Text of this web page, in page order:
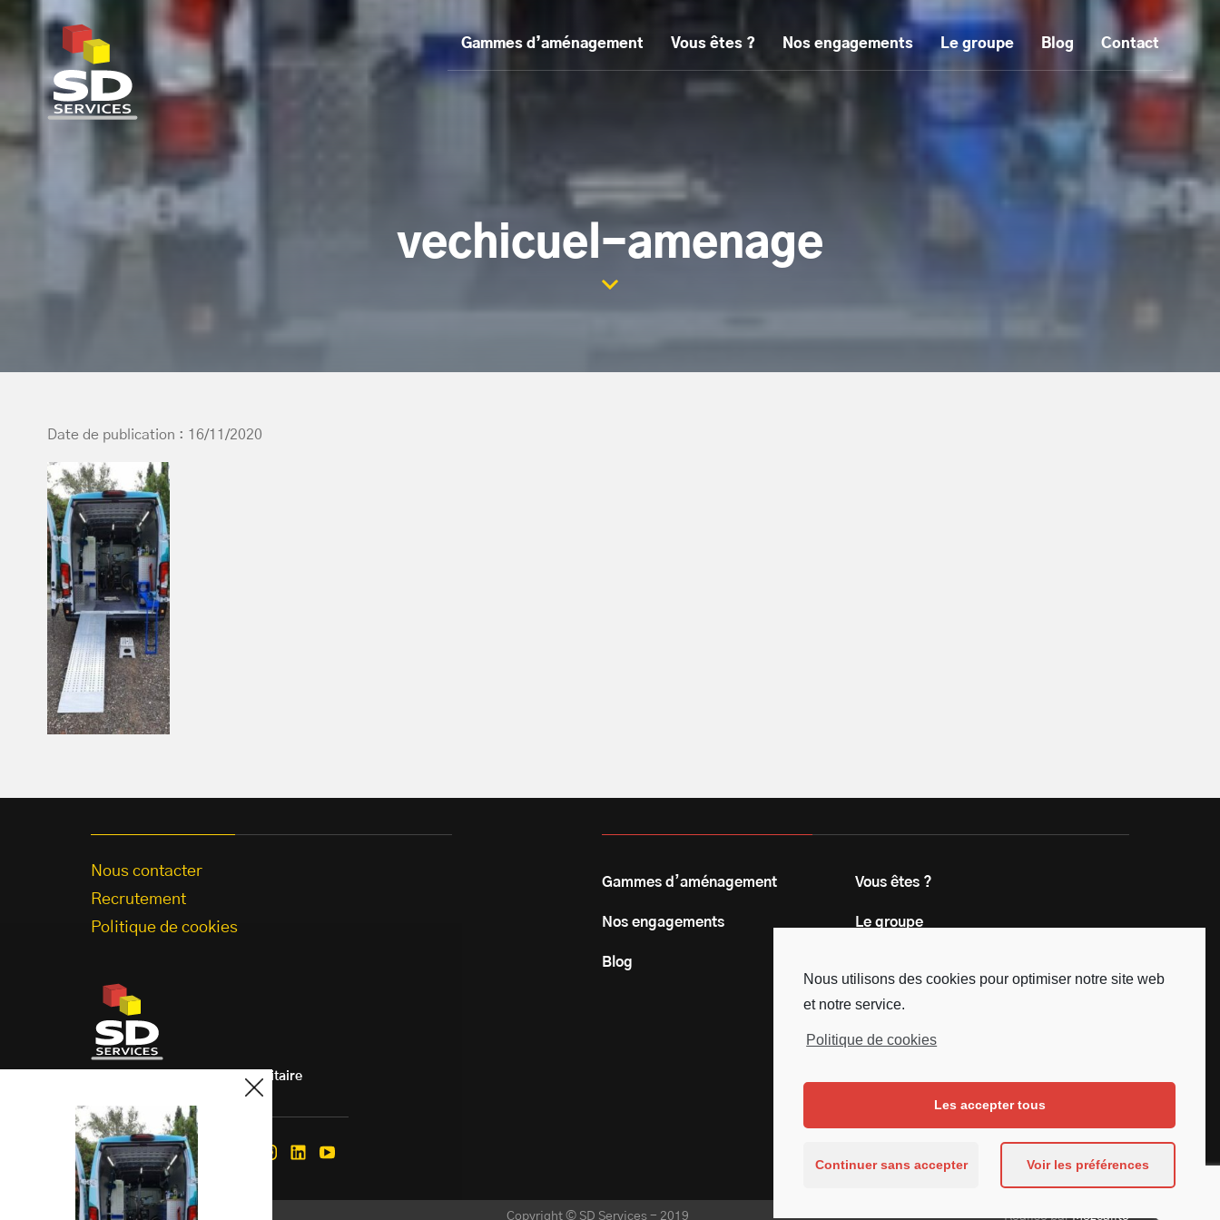
Nous utilisons des cookies pour optimiser notre site web
et notre service.
Politique de cookies
Les accepter tous
Continuer sans accepter Voir les préférences
SD Services
Gammes d’aménagement Vous êtes ? Nos engagements Le groupe Blog Contact
vechicuel-amenage
Date de publication : 16/11/2020
Nous contacter
Recrutement
Politique de cookies
Aménagement de véhicule utilitaire
Gammes d’aménagement Vous êtes ?
Nos engagements Le groupe
Blog
Nous suivre
Mentions légales Copyright © SD Services - 2019 Réalisé parMezcalito